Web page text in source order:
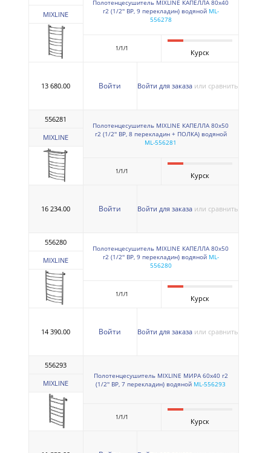
MIXLINE
Полотенцесушитель MIXLINE КАПЕЛЛА 80х40
г2 (1/2'' ВР, 9 перекладин) водяной ML-
556278
1/1/1 Курск
13 680.00 Войти Войти для заказа или сравнить
556281
MIXLINE
Полотенцесушитель MIXLINE КАПЕЛЛА 80х50
г2 (1/2'' ВР, 8 перекладин + ПОЛКА) водяной
ML-556281
1/1/1 Курск
16 234.00 Войти Войти для заказа или сравнить
556280
MIXLINE
Полотенцесушитель MIXLINE КАПЕЛЛА 80х50
г2 (1/2'' ВР, 9 перекладин) водяной ML-
556280
1/1/1 Курск
14 390.00 Войти Войти для заказа или сравнить
556293
MIXLINE
Полотенцесушитель MIXLINE МИРА 60х40 г2
(1/2'' ВР, 7 перекладин) водяной ML-556293
1/1/1 Курск